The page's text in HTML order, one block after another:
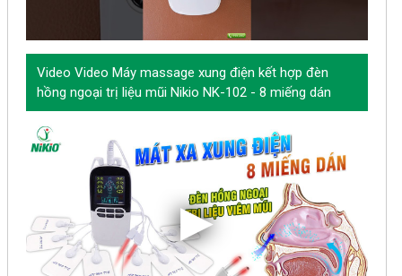
Video Video Máy massage xung điện kết hợp đèn
hồng ngoại trị liệu mũi Nikio NK-102 - 8 miếng dán